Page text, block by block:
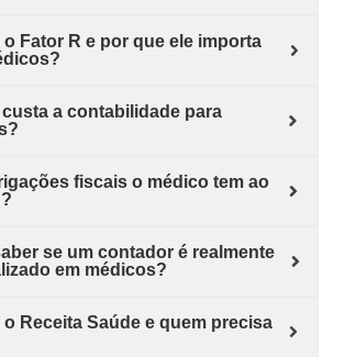
o Fator R e por que ele importa
a contabilidade para
fiscais o médico tem ao
se um contador é realmente
em médicos?
o Receita Saúde e quem precisa